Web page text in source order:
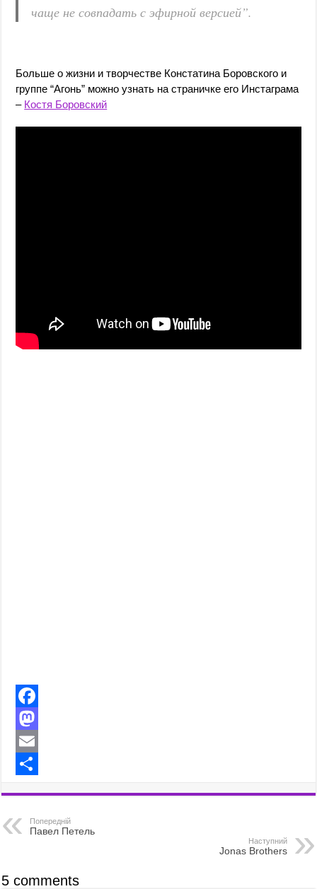
чаще не совпадать с эфирной версией”.
Больше о жизни и творчестве Констатина Боровского и
группе “Агонь” можно узнать на страничке его Инстаграма
– Костя Боровский
F
a
c
o
k
M
a
o
o
E
ia
e
Попередній
Павел Петель
Наступний
Jonas Brothers
5 comments